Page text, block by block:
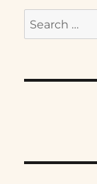
Search
for: